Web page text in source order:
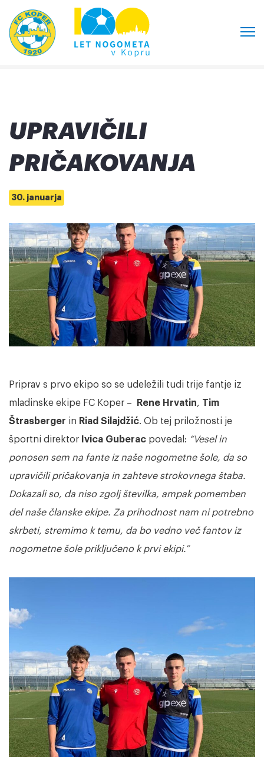
UPRAVIČILI
PRIČAKOVANJA
30. januarja
Priprav s prvo ekipo so se udeležili tudi trije fantje iz
mladinske ekipe FC Koper –
Rene Hrvatin, Tim
Štrasberger in Riad Silajdžić. Ob tej priložnosti je
športni direktor Ivica Guberac povedal: “Vesel in
ponosen sem na fante iz naše nogometne šole, da so
upravičili pričakovanja in zahteve strokovnega štaba.
Dokazali so, da niso zgolj številka, ampak pomemben
del naše članske ekipe. Za prihodnost nam ni potrebno
skrbeti, stremimo k temu, da bo vedno več fantov iz
nogometne šole priključeno k prvi ekipi.”